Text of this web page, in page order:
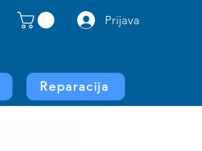
Prijava
Reparacija